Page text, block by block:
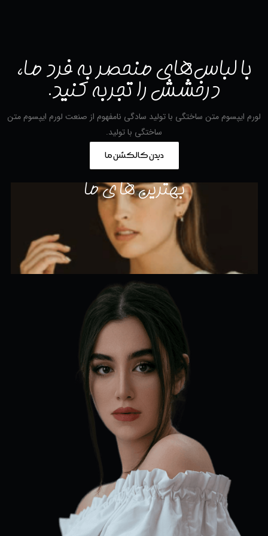
با لباس‌های منحصر به فرد ما،
درخشش را تجربه کنید.
لورم ایپسوم متن ساختگی با تولید سادگی نامفهوم از صنعت لورم ایپسوم متن
ساختگی با تولید.
دیدن کالکشن ما
بهترین ها ی ما